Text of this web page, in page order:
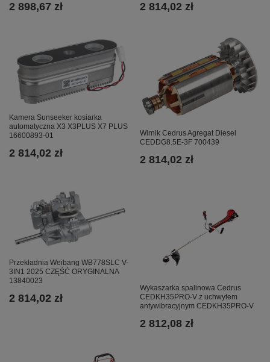
2 898,67 zł 2 814,02 zł
Kamera Sunseeker kosiarka
automatyczna X3 X3PLUS X7 PLUS
16600893-01
2 814,02 zł
Wirnik Cedrus Agregat Diesel
CEDDG8.5E-3F 700439
2 814,02 zł
Przekładnia Weibang WB778SLC V-
3IN1 2025 CZĘŚĆ ORYGINALNA
13840023
2 814,02 zł
Wykaszarka spalinowa Cedrus
CEDKH35PRO-V z uchwytem
antywibracyjnym CEDKH35PRO-V
2 812,08 zł